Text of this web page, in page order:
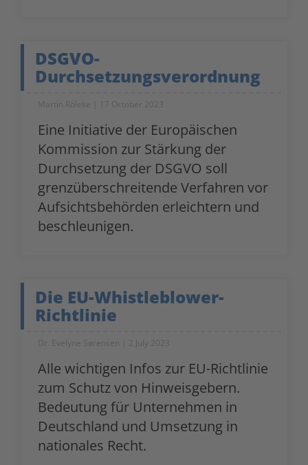
DSGVO-
Durchsetzungsverordnung
Martin Röleke 17 October 2023
Eine Initiative der Europäischen
Kommission zur Stärkung der
Durchsetzung der DSGVO soll
grenzüberschreitende Verfahren vor
Aufsichtsbehörden erleichtern und
beschleunigen.
Die EU-Whistleblower-
Richtlinie
Dr. Evelyne Sørensen 2 July 2023
Alle wichtigen Infos zur EU-Richtlinie
zum Schutz von Hinweisgebern.
Bedeutung für Unternehmen in
Deutschland und Umsetzung in
nationales Recht.